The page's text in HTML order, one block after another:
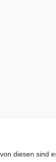
diesen sind